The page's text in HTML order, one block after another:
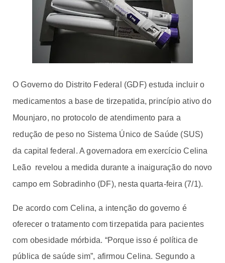
O Governo do Distrito Federal (GDF) estuda incluir o
medicamentos a base de tirzepatida, princípio ativo do
Mounjaro, no protocolo de atendimento para a
redução de peso no Sistema Único de Saúde (SUS)
da capital federal. A governadora em exercício Celina
Leão revelou a medida durante a inaiguração do novo
campo em Sobradinho (DF), nesta quarta-feira (7/1).
De acordo com Celina, a intenção do governo é
oferecer o tratamento com tirzepatida para pacientes
com obesidade mórbida. “Porque isso é política de
pública de saúde sim”, afirmou Celina. Segundo a